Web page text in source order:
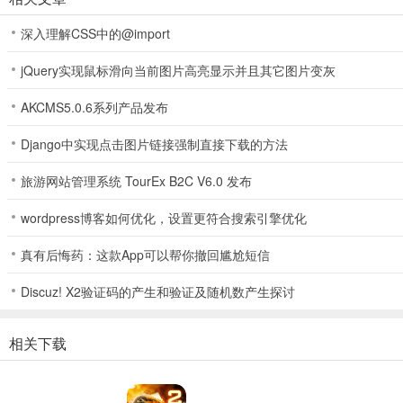
2、游戏有多种特色玩法，如好友赛、排位赛、红包赛，能与朋友一决
3、答题涵盖多元领域，答对越多赚得越多，红包满 100 可提现，不过
深入理解CSS中的@import
jQuery实现鼠标滑向当前图片高亮显示并且其它图片变灰
AKCMS5.0.6系列产品发布
Django中实现点击图片链接强制直接下载的方法
旅游网站管理系统 TourEx B2C V6.0 发布
wordpress博客如何优化，设置更符合搜索引擎优化
真有后悔药：这款App可以帮你撤回尴尬短信
Discuz! X2验证码的产生和验证及随机数产生探讨
相关下载